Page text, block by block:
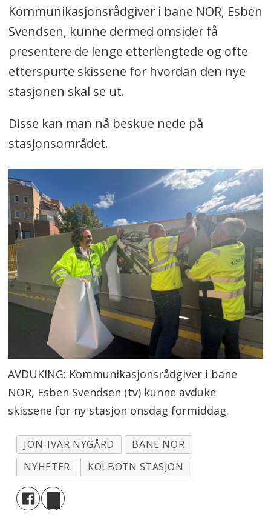
Kommunikasjonsrådgiver i bane NOR, Esben
Svendsen, kunne dermed omsider få
presentere de lenge etterlengtede og ofte
etterspurte skissene for hvordan den nye
stasjonen skal se ut.
Disse kan man nå beskue nede på
stasjonsområdet.
AVDUKING: Kommunikasjonsrådgiver i bane
NOR, Esben Svendsen (tv) kunne avduke
skissene for ny stasjon onsdag formiddag.
JON-IVAR NYGÅRD
BANE NOR
NYHETER
KOLBOTN STASJON